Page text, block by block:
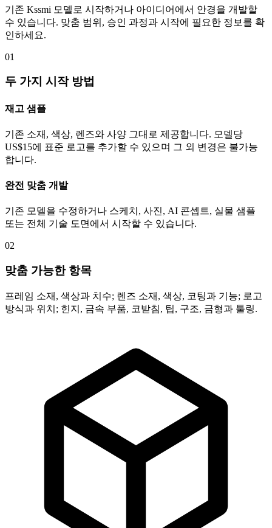
기존 Kssmi 모델로 시작하거나 아이디어에서 안경을 개발할
수 있습니다. 맞춤 범위, 승인 과정과 시작에 필요한 정보를 확
인하세요.
01
두 가지 시작 방법
재고 샘플
기존 소재, 색상, 렌즈와 사양 그대로 제공합니다. 모델당
US$15에 표준 로고를 추가할 수 있으며 그 외 변경은 불가능
합니다.
완전 맞춤 개발
기존 모델을 수정하거나 스케치, 사진, AI 콘셉트, 실물 샘플
또는 전체 기술 도면에서 시작할 수 있습니다.
02
맞춤 가능한 항목
프레임 소재, 색상과 치수; 렌즈 소재, 색상, 코팅과 기능; 로고
방식과 위치; 힌지, 금속 부품, 코받침, 팁, 구조, 금형과 툴링.